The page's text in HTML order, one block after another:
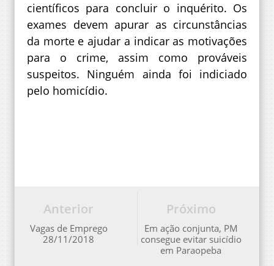
científicos para concluir o inquérito. Os
exames devem apurar as circunstâncias
da morte e ajudar a indicar as motivações
para o crime, assim como prováveis
suspeitos. Ninguém ainda foi indiciado
pelo homicídio.
Próximo
Em ação conjunta, PM
consegue evitar suicídio
em Paraopeba
Anterior
Vagas de Emprego
28/11/2018